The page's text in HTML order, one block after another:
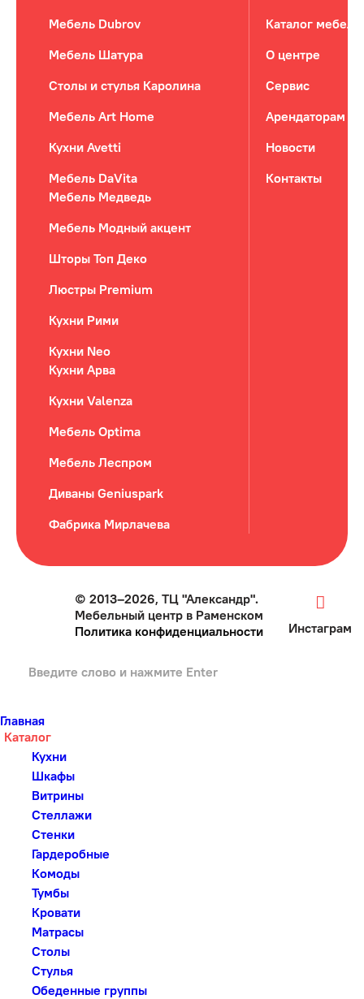
Мебель Dubrov
Мебель Шатура
Столы и стулья Каролина
Мебель Art Home
Кухни Avetti
Мебель DaVita
Мебель Медведь
Мебель Модный акцент
Шторы Топ Деко
Люстры Premium
Кухни Рими
Кухни Neo
Кухни Арва
Кухни Valenza
Мебель Optima
Мебель Леспром
Диваны Geniuspark
Фабрика Мирлачева
Каталог мебели
О центре
Сервис
Арендаторам
Новости
Контакты
© 2013–2026, ТЦ "Александр".
Мебельный центр в Раменском
Политика конфиденциальности
Инстаграм
Главная
Каталог
Кухни
Шкафы
Витрины
Стеллажи
Стенки
Гардеробные
Комоды
Тумбы
Кровати
Матрасы
Столы
Стулья
Обеденные группы